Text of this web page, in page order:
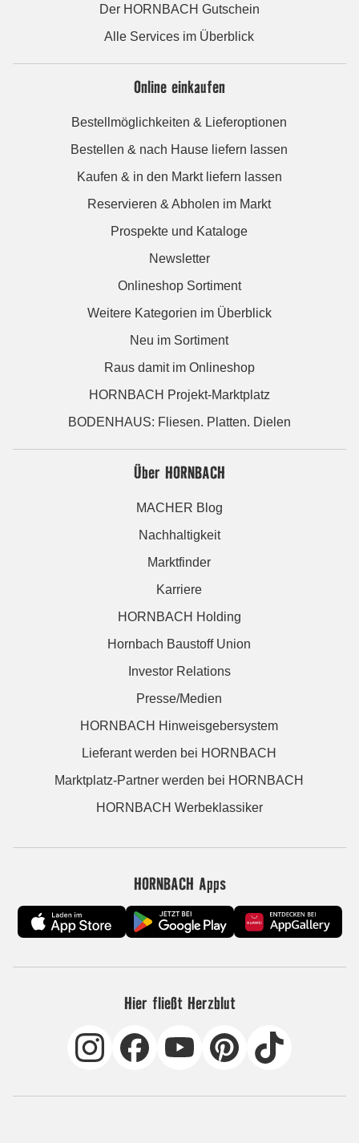
Der HORNBACH Gutschein
Alle Services im Überblick
Online einkaufen
Bestellmöglichkeiten & Lieferoptionen
Bestellen & nach Hause liefern lassen
Kaufen & in den Markt liefern lassen
Reservieren & Abholen im Markt
Prospekte und Kataloge
Newsletter
Onlineshop Sortiment
Weitere Kategorien im Überblick
Neu im Sortiment
Raus damit im Onlineshop
HORNBACH Projekt-Marktplatz
BODENHAUS: Fliesen. Platten. Dielen
Über HORNBACH
MACHER Blog
Nachhaltigkeit
Marktfinder
Karriere
HORNBACH Holding
Hornbach Baustoff Union
Investor Relations
Presse/Medien
HORNBACH Hinweisgebersystem
Lieferant werden bei HORNBACH
Marktplatz-Partner werden bei HORNBACH
HORNBACH Werbeklassiker
HORNBACH Apps
Hier fließt Herzblut